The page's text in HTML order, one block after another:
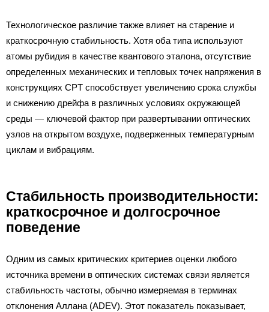
Технологическое различие также влияет на старение и
краткосрочную стабильность. Хотя оба типа используют
атомы рубидия в качестве квантового эталона, отсутствие
определенных механических и тепловых точек напряжения в
конструкциях CPT способствует увеличению срока службы
и снижению дрейфа в различных условиях окружающей
среды — ключевой фактор при развертывании оптических
узлов на открытом воздухе, подверженных температурным
циклам и вибрациям.
Стабильность производительности:
краткосрочное и долгосрочное
поведение
Одним из самых критических критериев оценки любого
источника времени в оптических системах связи является
стабильность частоты, обычно измеряемая в терминах
отклонения Аллана (ADEV). Этот показатель показывает,